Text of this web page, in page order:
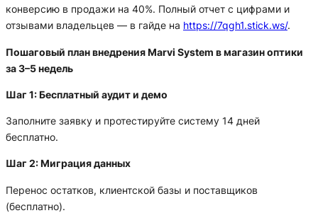
конверсию в продажи на 40%. Полный отчет с цифрами и
отзывами владельцев — в гайде на https://7qgh1.stick.ws/.
Пошаговый план внедрения Marvi System в магазин оптики
за 3–5 недель
Шаг 1: Бесплатный аудит и демо
Заполните заявку и протестируйте систему 14 дней
бесплатно.
Шаг 2: Миграция данных
Перенос остатков, клиентской базы и поставщиков
(бесплатно).